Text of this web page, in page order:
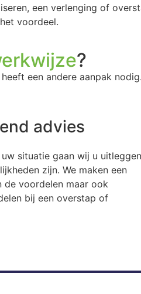
een verlenging of
voordeel.
?
een andere aanpak
advies
situatie gaan wij u uitleggen
zijn. We maken een
voordelen maar ook
bij een overstap of